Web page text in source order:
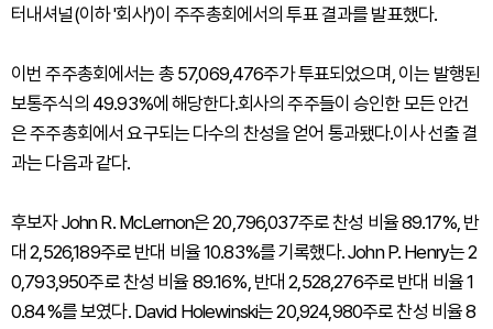
터내셔널(이하 '회사')이 주주총회에서의 투표 결과를 발표했다.
이번 주주총회에서는 총 57,069,476주가 투표되었으며, 이는 발행된
보통주식의 49.93%에 해당한다.회사의 주주들이 승인한 모든 안건
은 주주총회에서 요구되는 다수의 찬성을 얻어 통과됐다.이사 선출 결
과는 다음과 같다.
후보자 John R. McLernon은 20,796,037주로 찬성 비율 89.17%, 반
대 2,526,189주로 반대 비율 10.83%를 기록했다. John P. Henry는 2
0,793,950주로 찬성 비율 89.16%, 반대 2,528,276주로 반대 비율 1
0.84%를 보였다. David Holewinski는 20,924,980주로 찬성 비율 8